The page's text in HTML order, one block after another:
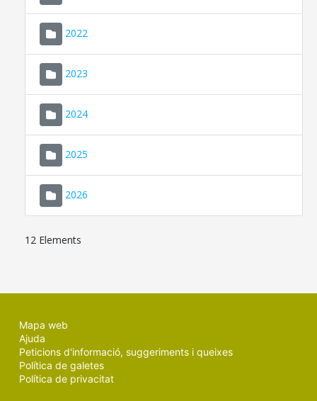
2022
2023
2024
2025
2026
12 Elements
Mapa web
Ajuda
Peticions d'informació, suggeriments i queixes
Política de galetes
Política de privacitat